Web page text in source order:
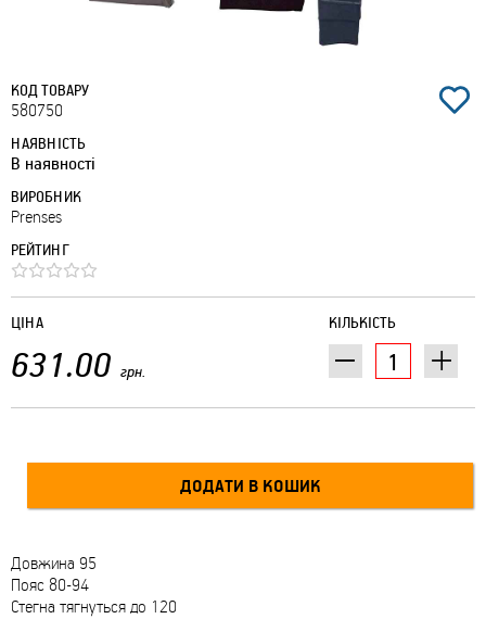
КОД ТОВАРУ
580750
НАЯВНІСТЬ
В наявності
ВИРОБНИК
Prenses
РЕЙТИНГ
КІЛЬКІСТЬ
ЦІНА
631.00 грн.
Довжина 95
Пояс 80-94
Стегна тягнуться до 120